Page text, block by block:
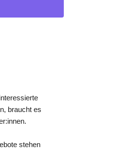
braucht es
stehen